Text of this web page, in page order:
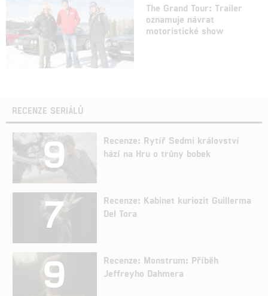
The Grand Tour: Trailer
oznamuje návrat
motoristické show
RECENZE SERIÁLŮ
9
Recenze: Rytíř Sedmi království
hází na Hru o trůny bobek
7
Recenze: Kabinet kuriozit Guillerma
Del Tora
9
Recenze: Monstrum: Příběh
Jeffreyho Dahmera